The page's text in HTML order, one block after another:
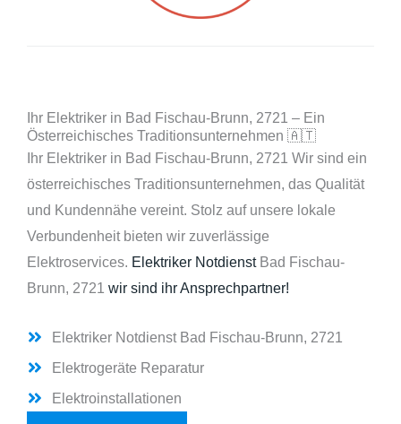
Ihr Elektriker in Bad Fischau-Brunn, 2721 – Ein
Österreichisches Traditionsunternehmen 🇦🇹
Ihr Elektriker in Bad Fischau-Brunn, 2721 Wir sind ein
österreichisches Traditionsunternehmen, das Qualität
und Kundennähe vereint. Stolz auf unsere lokale
Verbundenheit bieten wir zuverlässige
Elektroservices. Elektriker Notdienst Bad Fischau-
Brunn, 2721 wir sind ihr Ansprechpartner!
Elektriker Notdienst Bad Fischau-Brunn, 2721
Elektrogeräte Reparatur
Elektroinstallationen